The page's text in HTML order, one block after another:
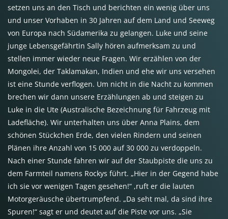
setzen uns an den Tisch und berichten ein wenig über uns
und unser Vorhaben in 30 Jahren auf dem Land und Seeweg
von Europa nach Südamerika zu gelangen. Luke und seine
junge Lebensgefährtin Sally hören aufmerksam zu und
stellen immer wieder neue Fragen. Wir erzählen von der
Mongolei, der Taklamakan, Indien und ehe wir uns versehen
ist eine Stunde verflogen. Um nicht in die Nacht zu kommen
brechen wir dann unsere Erzählungen ab und steigen zu
Luke in die Ute (Australische Bezeichnung für Fahrzeug mit
Ladefläche). Wir unterhalten uns über Anna Plains, dem
schönen Stückchen Erde, den vielen Rindern und seinen
Plänen ihre Anzahl von 15 000 auf 30 000 zu verdoppeln.
Nach einer Stunde fahren wir auf der Staubpiste die uns zu
dem Farmteil namens Rockys führt. „Hier in der Gegend habe
ich sie vor wenigen Tagen gesehen!“ ,ruft er die lauten
Motorgeräusche übertrumpfend. „Da seht mal, da sind ihre
Spuren!“ sagt er und deutet auf die Piste vor uns. „Sie